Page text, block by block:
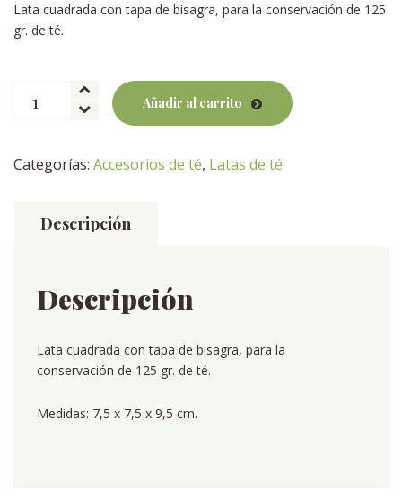
Lata cuadrada con tapa de bisagra, para la conservación de 125
gr. de té.
cantidad
Añadir al carrito
Categorías: Accesorios de té, Latas de té
Descripción
Descripción
Lata cuadrada con tapa de bisagra, para la
conservación de 125 gr. de té.
Medidas: 7,5 x 7,5 x 9,5 cm.